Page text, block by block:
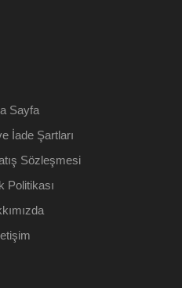
Sayfa
İade Şartları
Sözleşmesi
Politikası